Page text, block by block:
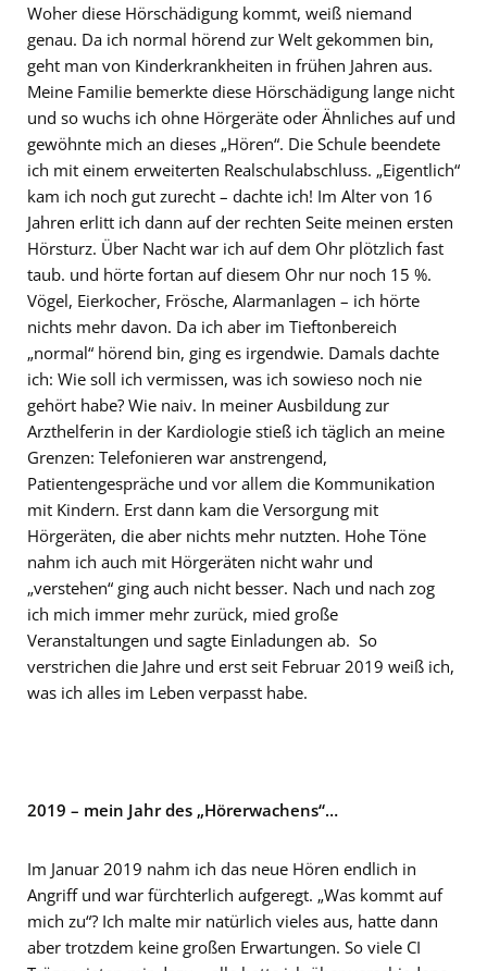
Woher diese Hörschädigung kommt, weiß niemand
genau. Da ich normal hörend zur Welt gekommen bin,
geht man von Kinderkrankheiten in frühen Jahren aus.
Meine Familie bemerkte diese Hörschädigung lange nicht
und so wuchs ich ohne Hörgeräte oder Ähnliches auf und
gewöhnte mich an dieses „Hören“. Die Schule beendete
ich mit einem erweiterten Realschulabschluss. „Eigentlich“
kam ich noch gut zurecht – dachte ich! Im Alter von 16
Jahren erlitt ich dann auf der rechten Seite meinen ersten
Hörsturz. Über Nacht war ich auf dem Ohr plötzlich fast
taub. und hörte fortan auf diesem Ohr nur noch 15 %.
Vögel, Eierkocher, Frösche, Alarmanlagen – ich hörte
nichts mehr davon. Da ich aber im Tieftonbereich
„normal“ hörend bin, ging es irgendwie. Damals dachte
ich: Wie soll ich vermissen, was ich sowieso noch nie
gehört habe? Wie naiv. In meiner Ausbildung zur
Arzthelferin in der Kardiologie stieß ich täglich an meine
Grenzen: Telefonieren war anstrengend,
Patientengespräche und vor allem die Kommunikation
mit Kindern. Erst dann kam die Versorgung mit
Hörgeräten, die aber nichts mehr nutzten. Hohe Töne
nahm ich auch mit Hörgeräten nicht wahr und
„verstehen“ ging auch nicht besser. Nach und nach zog
ich mich immer mehr zurück, mied große
Veranstaltungen und sagte Einladungen ab. So
verstrichen die Jahre und erst seit Februar 2019 weiß ich,
was ich alles im Leben verpasst habe.
2019 – mein Jahr des „Hörerwachens“…
Im Januar 2019 nahm ich das neue Hören endlich in
Angriff und war fürchterlich aufgeregt. „Was kommt auf
mich zu“? Ich malte mir natürlich vieles aus, hatte dann
aber trotzdem keine großen Erwartungen. So viele CI